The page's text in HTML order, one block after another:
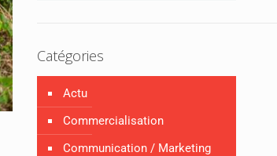
Catégories
Actu
Commercialisation
Communication / Marketing